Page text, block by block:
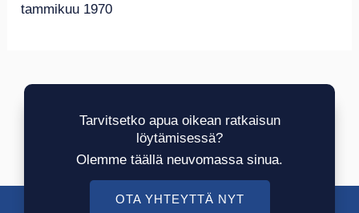
tammikuu 1970
Tarvitsetko apua oikean ratkaisun
löytämisessä?
Olemme täällä neuvomassa sinua.
OTA YHTEYTTÄ NYT